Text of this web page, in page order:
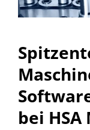
bei HSA